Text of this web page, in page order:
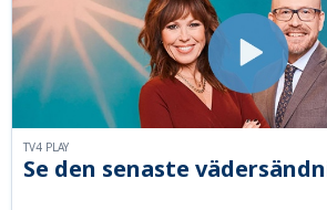
Se den senaste
TV4 PLAY